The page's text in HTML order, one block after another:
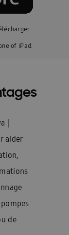
of iPad.
|
aider
de